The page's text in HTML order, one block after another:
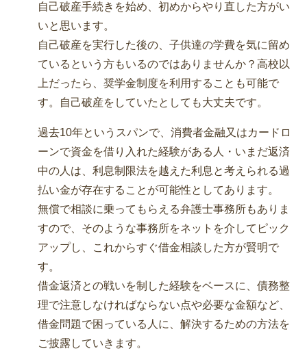
自己破産手続きを始め、初めからやり直した方がい
いと思います。
自己破産を実行した後の、子供達の学費を気に留め
ているという方もいるのではありませんか？高校以
上だったら、奨学金制度を利用することも可能で
す。自己破産をしていたとしても大丈夫です。
過去10年というスパンで、消費者金融又はカードロ
ーンで資金を借り入れた経験がある人・いまだ返済
中の人は、利息制限法を越えた利息と考えられる過
払い金が存在することが可能性としてあります。
無償で相談に乗ってもらえる弁護士事務所もありま
すので、そのような事務所をネットを介してピック
アップし、これからすぐ借金相談した方が賢明で
す。
借金返済との戦いを制した経験をベースに、債務整
理で注意しなければならない点や必要な金額など、
借金問題で困っている人に、解決するための方法を
ご披露していきます。